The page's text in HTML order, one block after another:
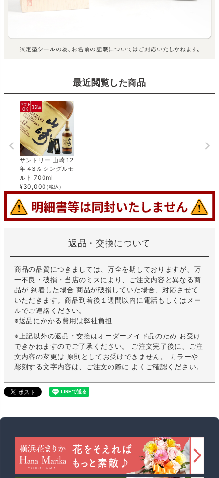
最近閲覧した商品
サントリー 山崎 12
年 43% シングルモ
ルト 700ml
¥30,000 (税込)
返品・交換について
商品の品質につきましては、万全を期しておりますが、万
一不良・破損・当店のミスにより、ご注文内容と異なる商
品が 到着した場合 商品が破損していた場合、対応させて
いただきます。商品到着後１週間以内に電話もしくはメー
ルでご連絡ください。
※返品にかかる費用は弊社負担
※上記以外の返品・交換はオーダーメイド品のため お受け
できかねますのでご了承ください。 ご注文完了後に、ご注
文内容の変更は 原則としてお受けできません。 カラーや
彫刻する文字内容は、ご注文の際に よくご確認ください。